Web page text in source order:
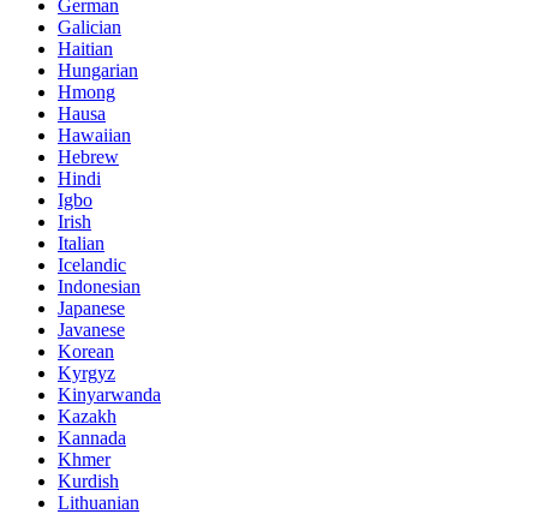
German
Galician
Haitian
Hungarian
Hmong
Hausa
Hawaiian
Hebrew
Hindi
Igbo
Irish
Italian
Icelandic
Indonesian
Japanese
Javanese
Korean
Kyrgyz
Kinyarwanda
Kazakh
Kannada
Khmer
Kurdish
Lithuanian